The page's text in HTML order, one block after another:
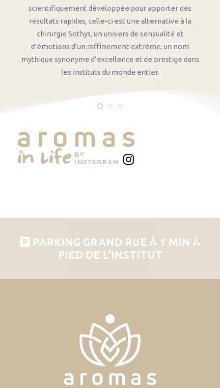
scientifiquement développée pour apporter des
résultats rapides, celle-ci est une alternative à la
chirurgie Sothys, un univers de sensualité et
d’émotions d’un raffinement extrême, un nom
mythique synonyme d’excellence et de prestige dans
les instituts du monde entier.
PARKING GRAND RUE À 1 MIN À
PIED DE L’INSTITUT